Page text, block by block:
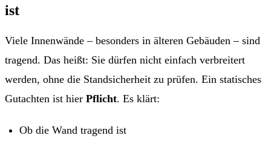
ist
Viele Innenwände – besonders in älteren Gebäuden – sind
tragend. Das heißt: Sie dürfen nicht einfach verbreitert
werden, ohne die Standsicherheit zu prüfen. Ein statisches
Gutachten ist hier Pflicht. Es klärt:
Ob die Wand tragend ist